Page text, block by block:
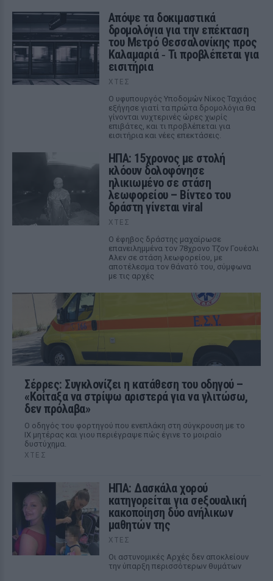
Απόψε τα δοκιμαστικά
δρομολόγια για την επέκταση
του Μετρό Θεσσαλονίκης προς
Καλαμαριά ‑ Τι προβλέπεται για
εισιτήρια
ΧΤΕΣ
Ο υφυπουργός Υποδομών Νίκος Ταχιάος
εξήγησε γιατί τα πρώτα δρομολόγια θα
γίνονται νυχτερινές ώρες χωρίς
επιβάτες, και τι προβλέπεται για
εισιτήρια και νέες επεκτάσεις.
ΗΠΑ: 15χρονος με στολή
κλόουν δολοφόνησε
ηλικιωμένο σε στάση
λεωφορείου – Βίντεο του
δράστη γίνεται viral
ΧΤΕΣ
Ο έφηβος δράστης μαχαίρωσε
επανειλημμένα τον 78χρονο Τζον Γουέσλι
Αλεν σε στάση λεωφορείου, με
αποτέλεσμα τον θάνατό του, σύμφωνα
με τις αρχές
Σέρρες: Συγκλονίζει η κατάθεση του οδηγού –
«Κοίταξα να στρίψω αριστερά για να γλιτώσω,
δεν πρόλαβα»
Ο οδηγός του φορτηγού που ενεπλάκη στη σύγκρουση με το
ΙΧ μητέρας και γιου περιέγραψε πώς έγινε το μοιραίο
δυστύχημα.
ΧΤΕΣ
ΗΠΑ: Δασκάλα χορού
κατηγορείται για σeξουαλική
κακοποίηση δύο ανήλικων
μαθητών της
ΧΤΕΣ
Οι αστυνομικές Αρχές δεν αποκλείουν
την ύπαρξη περισσότερων θυμάτων